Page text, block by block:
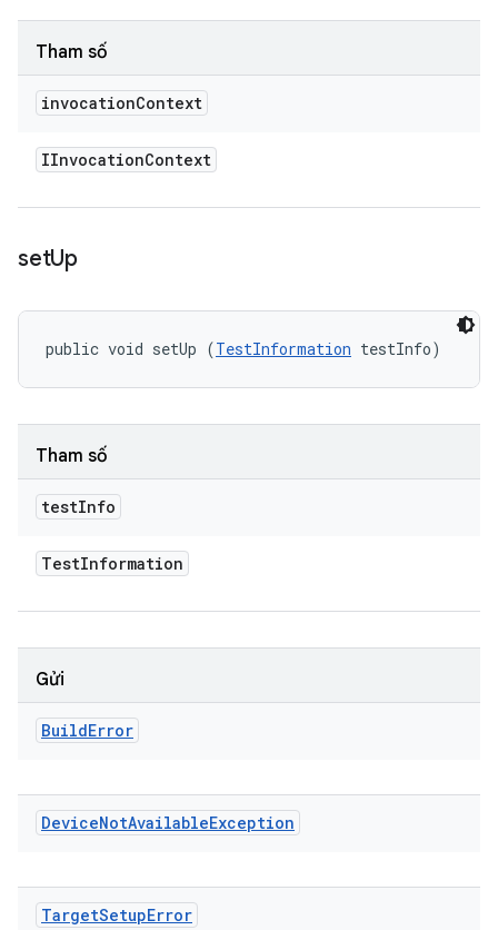
Tham số
invocationContext
IInvocationContext
setUp
public void setUp (TestInformation testInfo)
Tham số
testInfo
TestInformation
Gửi
BuildError
DeviceNotAvailableException
TargetSetupError